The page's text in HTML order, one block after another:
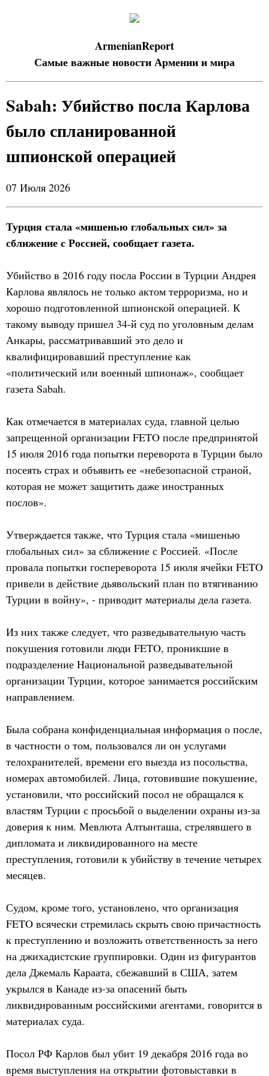
ArmenianReport
Самые важные новости Армении и мира
Sabah: Убийство посла Карлова
было спланированной
шпионской операцией
07 Июля 2026
Турция стала «мишенью глобальных сил» за
сближение с Россией, сообщает газета.
Убийство в 2016 году посла России в Турции Андрея
Карлова являлось не только актом терроризма, но и
хорошо подготовленной шпионской операцией. К
такому выводу пришел 34-й суд по уголовным делам
Анкары, рассматривавший это дело и
квалифицировавший преступление как
«политический или военный шпионаж», сообщает
газета Sabah.
Как отмечается в материалах суда, главной целью
запрещенной организации FETO после предпринятой
15 июля 2016 года попытки переворота в Турции было
посеять страх и объявить ее «небезопасной страной,
которая не может защитить даже иностранных
послов».
Утверждается также, что Турция стала «мишенью
глобальных сил» за сближение с Россией. «После
провала попытки госпереворота 15 июля ячейки FETO
привели в действие дьявольский план по втягиванию
Турции в войну», - приводит материалы дела газета.
Из них также следует, что разведывательную часть
покушения готовили люди FETO, проникшие в
подразделение Национальной разведывательной
организации Турции, которое занимается российским
направлением.
Была собрана конфиденциальная информация о после,
в частности о том, пользовался ли он услугами
телохранителей, времени его выезда из посольства,
номерах автомобилей. Лица, готовившие покушение,
установили, что российский посол не обращался к
властям Турции с просьбой о выделении охраны из-за
доверия к ним. Мевлюта Алтынташа, стрелявшего в
дипломата и ликвидированного на месте
преступления, готовили к убийству в течение четырех
месяцев.
Судом, кроме того, установлено, что организация
FETO всячески стремилась скрыть свою причастность
к преступлению и возложить ответственность за него
на джихадистские группировки. Один из фигурантов
дела Джемаль Караата, сбежавший в США, затем
укрылся в Канаде из-за опасений быть
ликвидированным российскими агентами, говорится в
материалах суда.
Посол РФ Карлов был убит 19 декабря 2016 года во
время выступления на открытии фотовыставки в